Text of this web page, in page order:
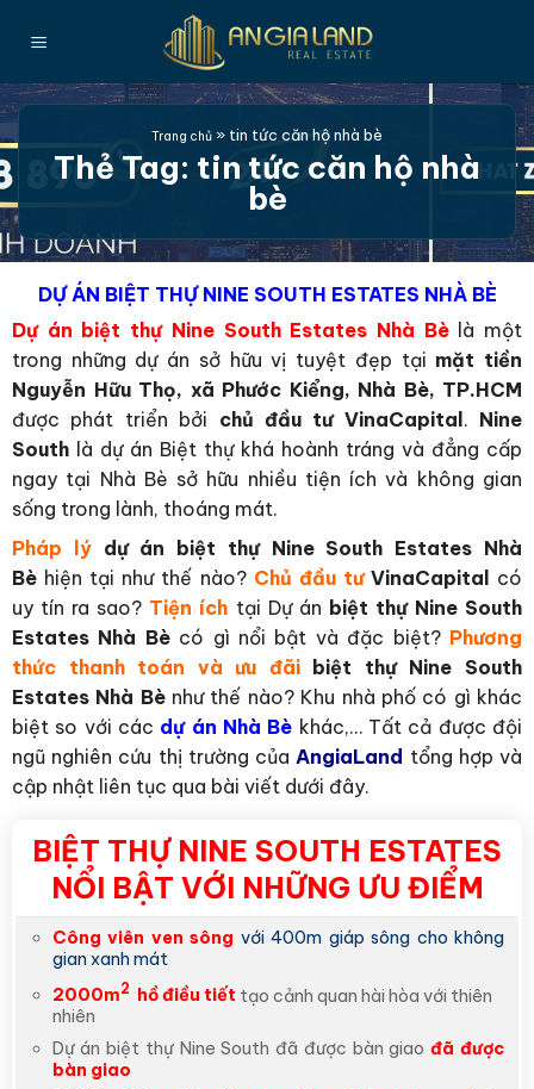
qua
dung
Trang chủ » tin tức căn hộ nhà bè
Thẻ Tag: tin tức căn hộ nhà
bè
DỰ ÁN BIỆT THỰ NINE SOUTH ESTATES NHÀ BÈ
Dự án biệt thự Nine South Estates Nhà Bèlà một
trong những dự án sở hữu vị tuyệt đẹp tại mặt tiền
Nguyễn Hữu Thọ, xã Phước Kiểng, Nhà Bè, TP.HCM
được phát triển bởi chủ đầu tư VinaCapital . Nine
South là dự án Biệt thự khá hoành tráng và đẳng cấp
ngay tại Nhà Bè sở hữu nhiều tiện ích và không gian
sống trong lành, thoáng mát.
Pháp lýdự án biệt thự Nine South Estates Nhà
Bè hiện tại như thế nào? Chủ đầu tưVinaCapital có
uy tín ra sao? Tiện ích tại Dự án biệt thự Nine South
Estates Nhà Bècó gì nổi bật và đặc biệt? Phương
thức thanh toán và ưu đãibiệt thự Nine South
Estates Nhà Bè như thế nào? Khu nhà phố có gì khác
biệt so với các dự án Nhà Bè khác,… Tất cả được đội
ngũ nghiên cứu thị trường của AngiaLand tổng hợp và
cập nhật liên tục qua bài viết dưới đây.
BIỆT THỰ NINE SOUTH ESTATES
NỔI BẬT VỚI NHỮNG ƯU ĐIỂM
Công viên ven sông với 400m giáp sông cho không
gian xanh mát
2000m2 hồ điều tiết tạo cảnh quan hài hòa với thiên
nhiên
Dự án biệt thự Nine South đã được bàn giao đã được
bàn giao